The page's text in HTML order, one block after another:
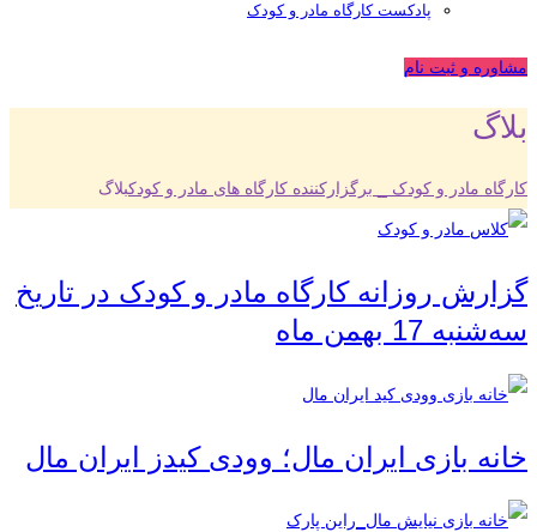
پادکست کارگاه مادر و کودک
مشاوره و ثبت نام
بلاگ
کارگاه مادر و کودک _ برگزارکننده کارگاه های مادر و کودکبلاگ
گزارش روزانه کارگاه مادر و کودک در تاریخ
سه‌شنبه 17 بهمن ماه
خانه بازی ایران مال؛ وودی کیدز ایران مال